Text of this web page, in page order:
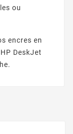
ou
encres en
DeskJet